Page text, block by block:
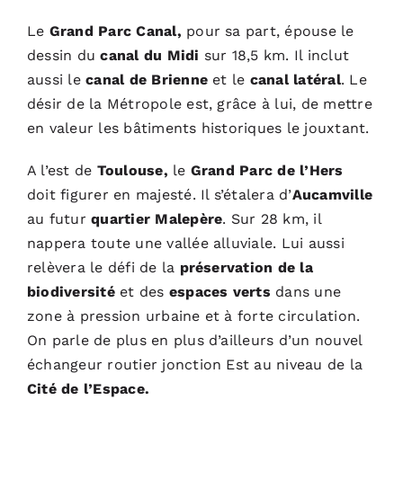
Le Grand Parc Canal, pour sa part, épouse le
dessin ducanal du Midi sur 18,5 km. Il inclut
aussi lecanal de Brienne et le canal latéral. Le
désir de la Métropole est, grâce à lui, de mettre
en valeur les bâtiments historiques le jouxtant.
A l’est de Toulouse, le Grand Parc de l’Hers
doit figurer en majesté. Il s’étalera d’Aucamville
au futurquartier Malepère. Sur 28 km, il
nappera toute une vallée alluviale. Lui aussi
relèvera le défi de la préservation de la
biodiversité et des espaces verts dans une
zone à pression urbaine et à forte circulation.
On parle de plus en plus d’ailleurs d’un nouvel
échangeur routier jonction Est au niveau de la
Cité de l’Espace.